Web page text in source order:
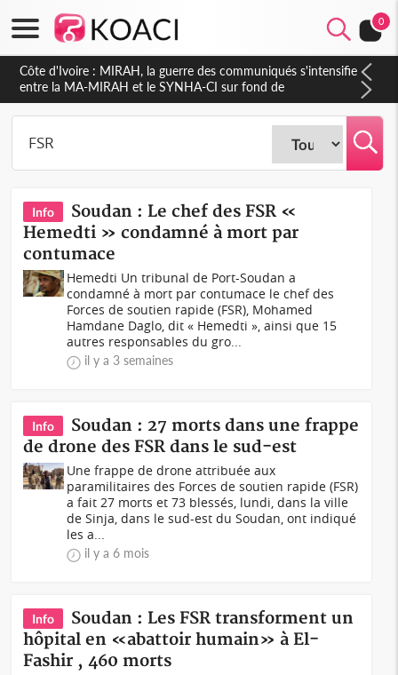
0
Côte d'Ivoire : MIRAH, la guerre des communiqués s'intensifie
entre la MA-MIRAH et le SYNHA-CI sur fond de
gouvernance et le projet de précompte sur les salaires des
agents
Info
Soudan : Le chef des FSR «
Hemedti » condamné à mort par
contumace
Hemedti Un tribunal de Port-Soudan a
condamné à mort par contumace le chef des
Forces de soutien rapide (FSR), Mohamed
Hamdane Daglo, dit « Hemedti », ainsi que 15
autres responsables du gro...
il y a 3 semaines
Info
Soudan : 27 morts dans une frappe
de drone des FSR dans le sud-est
Une frappe de drone attribuée aux
paramilitaires des Forces de soutien rapide (FSR)
a fait 27 morts et 73 blessés, lundi, dans la ville
de Sinja, dans le sud-est du Soudan, ont indiqué
les a...
il y a 6 mois
Info
Soudan : Les FSR transforment un
hôpital en «abattoir humain» à El-
Fashir , 460 morts